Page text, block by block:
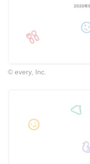
© every, Inc.